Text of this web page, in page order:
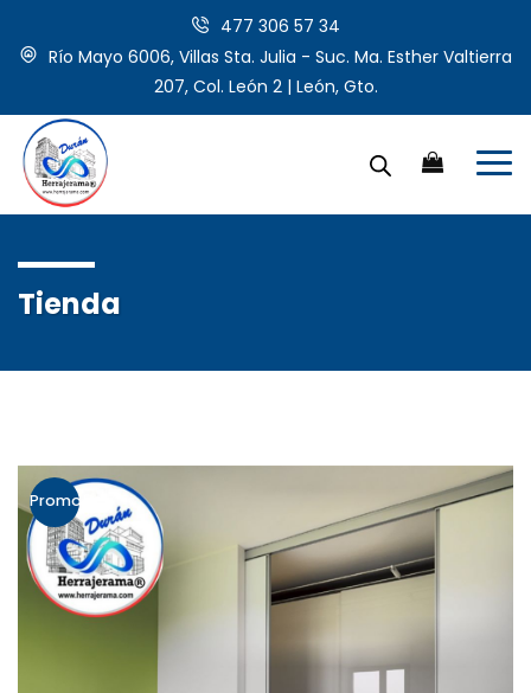
477 306 57 34
Río Mayo 6006, Villas Sta. Julia - Suc. Ma. Esther Valtierra
207, Col. León 2 | León, Gto.
Tienda
Promo!